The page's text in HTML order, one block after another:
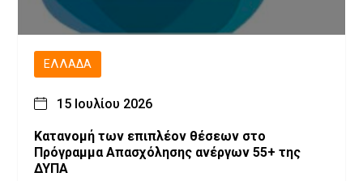
ΕΛΛΆΔΑ
15 Ιουλίου 2026
Κατανομή των επιπλέον θέσεων στο
Πρόγραμμα Απασχόλησης ανέργων 55+ της
ΔΥΠΑ